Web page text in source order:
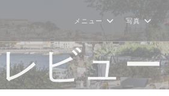
メニュー 写真
レビュー